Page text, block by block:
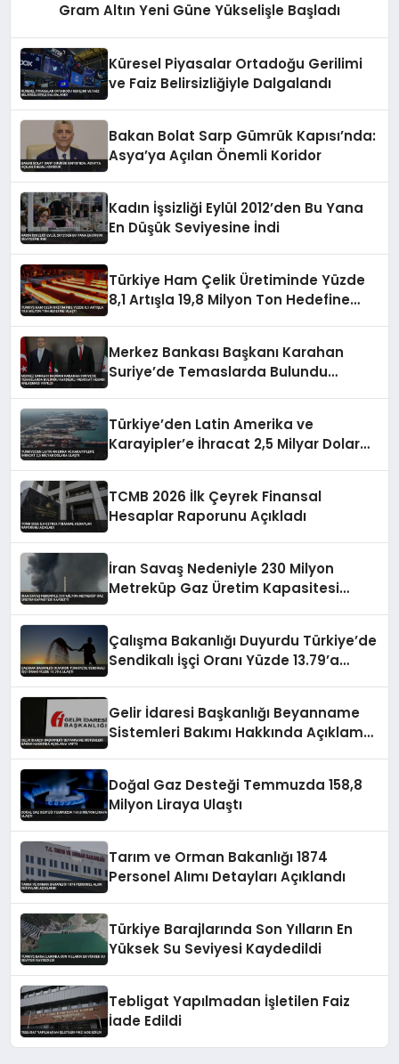
Gram Altın Yeni Güne Yükselişle Başladı
Küresel Piyasalar Ortadoğu Gerilimi
ve Faiz Belirsizliğiyle Dalgalandı
Bakan Bolat Sarp Gümrük Kapısı’nda:
Asya’ya Açılan Önemli Koridor
Kadın İşsizliği Eylül 2012’den Bu Yana
En Düşük Seviyesine İndi
Türkiye Ham Çelik Üretiminde Yüzde
8,1 Artışla 19,8 Milyon Ton Hedefine
Merkez Bankası Başkanı Karahan
Suriye’de Temaslarda Bulundu
Türkiye’den Latin Amerika ve
Karayipler’e İhracat 2,5 Milyar Dolara
TCMB 2026 İlk Çeyrek Finansal
Hesaplar Raporunu Açıkladı
İran Savaş Nedeniyle 230 Milyon
Metreküp Gaz Üretim Kapasitesi
Çalışma Bakanlığı Duyurdu Türkiye’de
Sendikalı İşçi Oranı Yüzde 13.79’a
Gelir İdaresi Başkanlığı Beyanname
Sistemleri Bakımı Hakkında Açıklama
Doğal Gaz Desteği Temmuzda 158,8
Milyon Liraya Ulaştı
Tarım ve Orman Bakanlığı 1874
Personel Alımı Detayları Açıklandı
Türkiye Barajlarında Son Yılların En
Yüksek Su Seviyesi Kaydedildi
Tebligat Yapılmadan İşletilen Faiz
İade Edildi